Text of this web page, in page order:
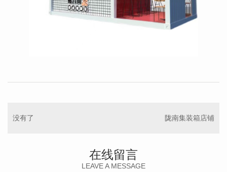
没有了 陇南集装箱店铺
在线留言
LEAVE A MESSAGE